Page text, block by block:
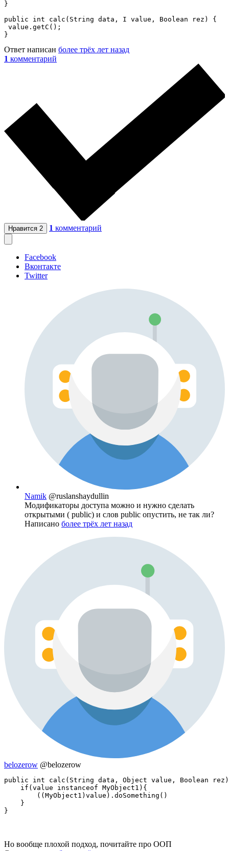
}
public int calc(String data, I value, Boolean rez) {
value.getC();
}
Ответ написан более трёх лет назад
1 комментарий
Нравится 2 1 комментарий
Facebook
Вконтакте
Twitter
Namik @ruslanshaydullin
Модификаторы доступа можно и нужно сделать
открытыми ( public) и слов public опустить, не так ли?
Написано более трёх лет назад
belozerow @belozerow
public int calc(String data, Object value, Boolean
    if(value instanceof MyObject1){
        ((MyObject1)value).doSomething()
    }
}
Но вообще плохой подход, почитайте про ООП